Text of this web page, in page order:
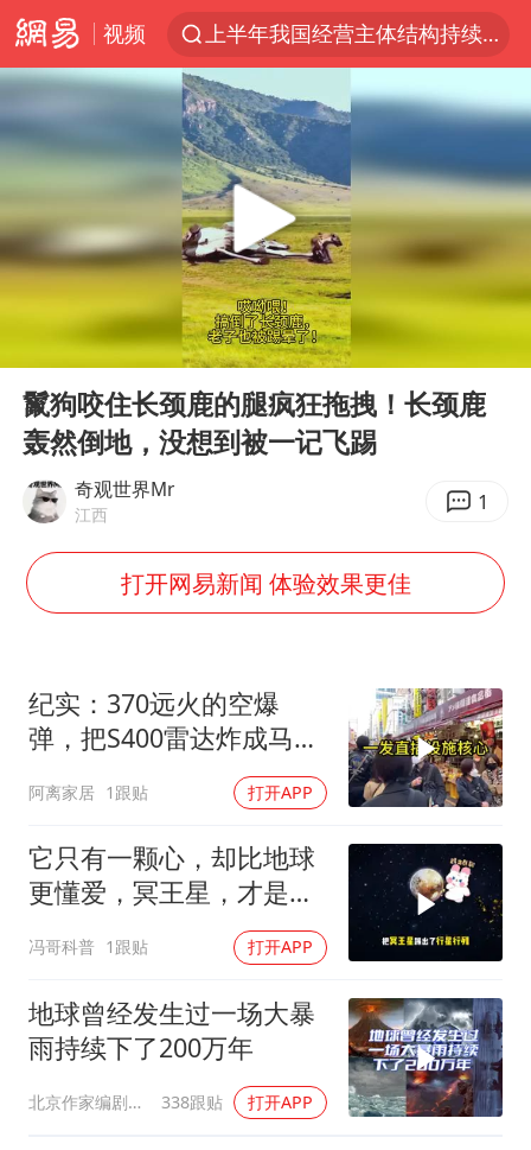
视频
上半年我国经营主体结构持续优化
《披荆斩棘2026》阵容官宣
白海豚北上或致京津冀暴雨
国足U17与阿森纳决赛取消 并列冠军
上海有出现龙卷潜势
王艺迪无缘横滨赛决赛
女子发现前夫婚内与第三者育子
以军士兵把枪口对准中国记者
韩军前线部队连曝丑闻
上海大部迎大暴雨
武契奇会见泽连斯基有何意图
笔试第一被劝弃考涉事副校长被撤职
奋力开创中国式现代化建设新局面
Play
00:00
鬣狗咬住长颈鹿的腿疯狂拖拽！长颈鹿
轰然倒地，没想到被一记飞踢
奇观世界Mr
江西 1
打开网易新闻 体验效果更佳
纪实：370远火的空爆
弹，把S400雷达炸成马蜂
窝，靶标惨状让台军急眼
了
阿离家居 1跟贴 打开APP
它只有一颗心，却比地球
更懂爱，冥王星，才是太
冯哥科普 1跟贴 打开APP
地球曾经发生过一场大暴
雨持续下了200万年
北京作家编剧肥猪满圈 338跟贴 打开APP